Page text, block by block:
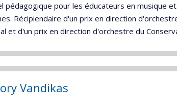
pédagogique pour les éducateurs en musique
Récipiendaire d'un prix en direction
et d'un prix en direction d'orchestre du
Vandikas